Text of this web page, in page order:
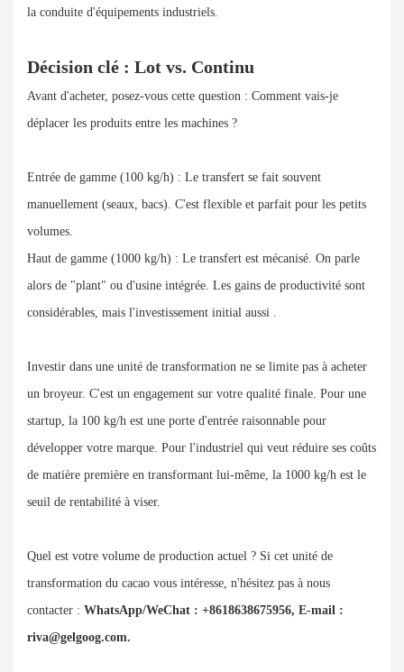
la conduite d'équipements industriels.
Décision clé : Lot vs. Continu
Avant d'acheter, posez-vous cette question : Comment vais-je
déplacer les produits entre les machines ?
Entrée de gamme (100 kg/h) : Le transfert se fait souvent
manuellement (seaux, bacs). C'est flexible et parfait pour les petits
volumes.
Haut de gamme (1000 kg/h) : Le transfert est mécanisé. On parle
alors de "plant" ou d'usine intégrée. Les gains de productivité sont
considérables, mais l'investissement initial aussi .
Investir dans une unité de transformation ne se limite pas à acheter
un broyeur. C'est un engagement sur votre qualité finale. Pour une
startup, la 100 kg/h est une porte d'entrée raisonnable pour
développer votre marque. Pour l'industriel qui veut réduire ses coûts
de matière première en transformant lui-même, la 1000 kg/h est le
seuil de rentabilité à viser.
Quel est votre volume de production actuel ? Si cet unité de
transformation du cacao vous intéresse, n'hésitez pas à nous
contacter : WhatsApp/WeChat : +8618638675956, E-mail :
riva@gelgoog.com.